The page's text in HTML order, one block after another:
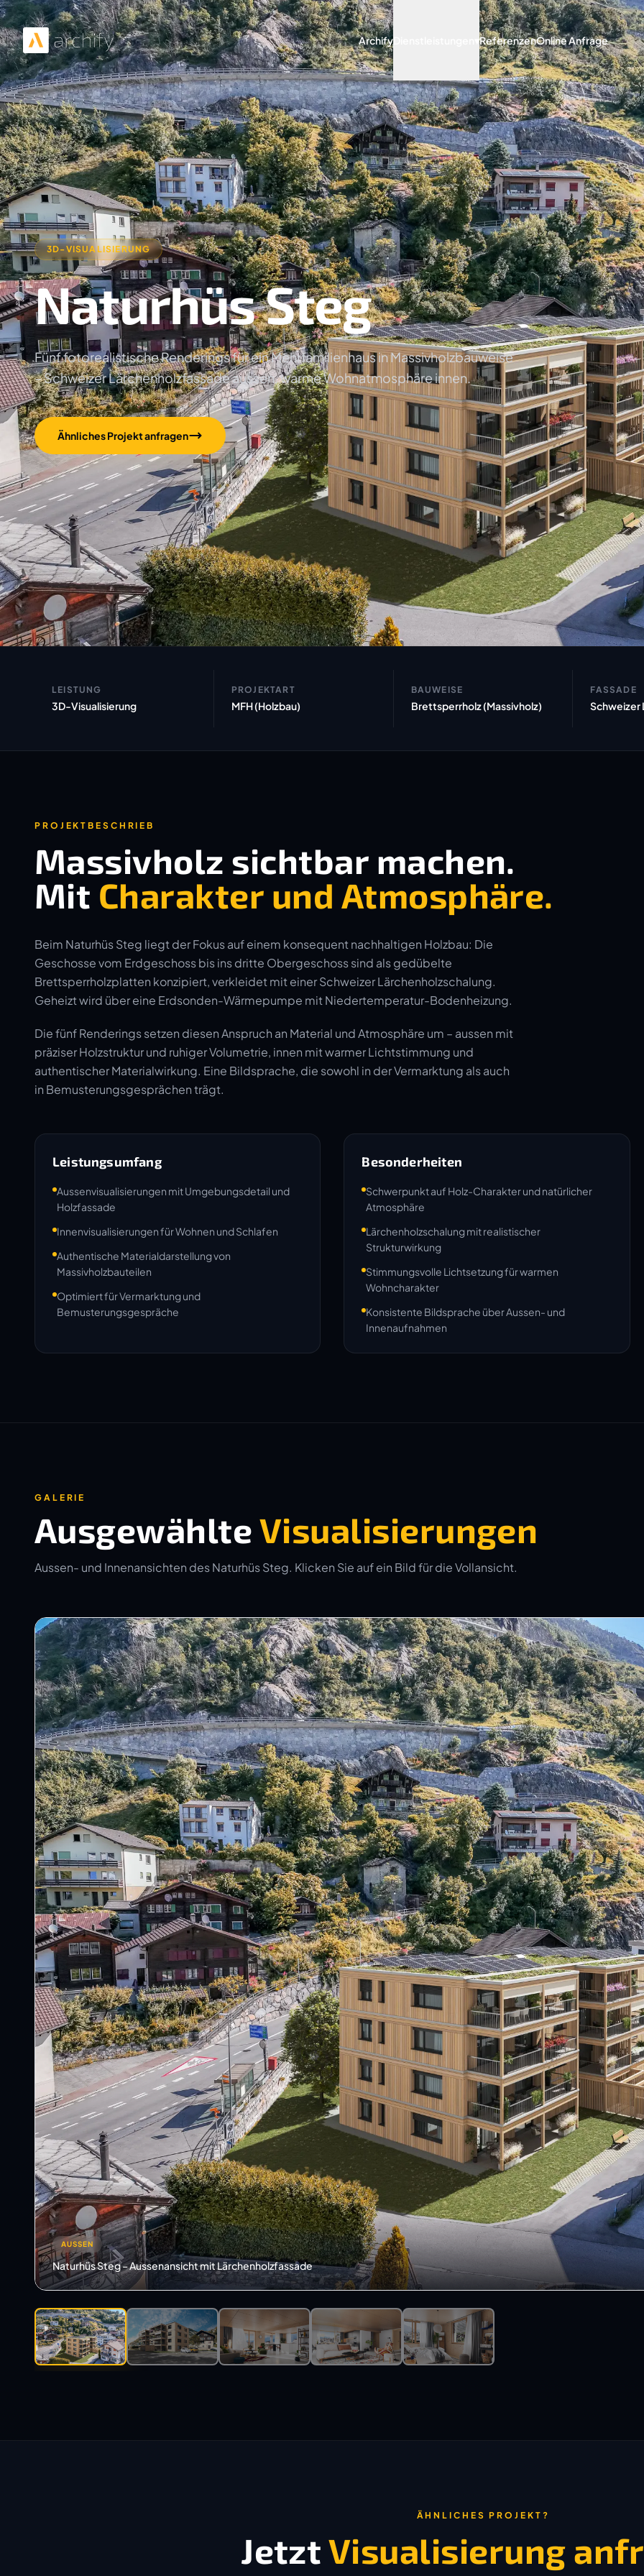
ArchifyDienstleistungen ReferenzenOnline Anfrage
3D-VISUALISIERUNG
Naturhüs Steg
Fünf fotorealistische Renderings für ein Mehrfamilienhaus in Massivholzbauweise
– Schweizer Lärchenholzfassade aussen, warme Wohnatmosphäre innen.
Ähnliches Projekt anfragen
LEISTUNG
3D-Visualisierung
PROJEKTART
MFH (Holzbau)
BAUWEISE
Brettsperrholz (Massivholz)
FASSADE
Schweizer
PROJEKTBESCHRIEB
Massivholz sichtbar machen.
Mit Charakter und Atmosphäre.
Beim Naturhüs Steg liegt der Fokus auf einem konsequent nachhaltigen Holzbau: Die
Geschosse vom Erdgeschoss bis ins dritte Obergeschoss sind als gedübelte
Brettsperrholzplatten konzipiert, verkleidet mit einer Schweizer Lärchenholzschalung.
Geheizt wird über eine Erdsonden-Wärmepumpe mit Niedertemperatur-Bodenheizung.
Die fünf Renderings setzen diesen Anspruch an Material und Atmosphäre um – aussen mit
präziser Holzstruktur und ruhiger Volumetrie, innen mit warmer Lichtstimmung und
authentischer Materialwirkung. Eine Bildsprache, die sowohl in der Vermarktung als auch
in Bemusterungsgesprächen trägt.
Leistungsumfang
Aussenvisualisierungen mit Umgebungsdetail und
Holzfassade
Innenvisualisierungen für Wohnen und Schlafen
Authentische Materialdarstellung von
Massivholzbauteilen
Optimiert für Vermarktung und
Bemusterungsgespräche
Besonderheiten
Schwerpunkt auf Holz-Charakter und natürlicher
Atmosphäre
Lärchenholzschalung mit realistischer
Strukturwirkung
Stimmungsvolle Lichtsetzung für warmen
Wohncharakter
Konsistente Bildsprache über Aussen- und
Innenaufnahmen
GALERIE
AusgewählteVisualisierungen
Aussen- und Innenansichten des Naturhüs Steg. Klicken Sie auf ein Bild für die Vollansicht.
AUSSEN
Naturhüs Steg – Aussenansicht zweite Perspektive
ÄHNLICHES PROJEKT?
JetztVisualisierung